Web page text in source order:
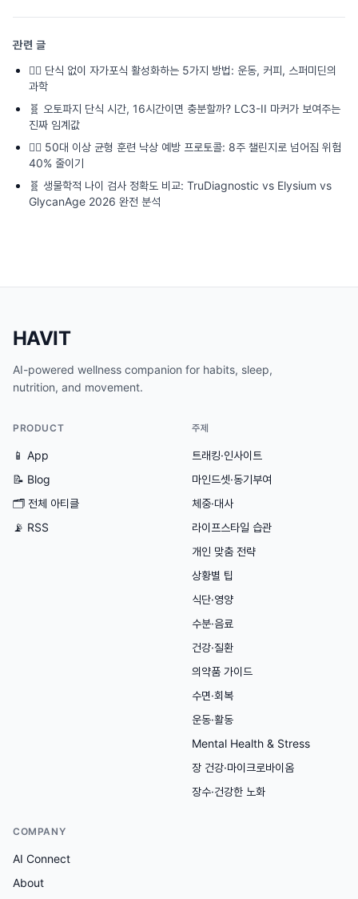
관련 글
🏃‍♂️ 단식 없이 자가포식 활성화하는 5가지 방법: 운동, 커피, 스퍼미딘의
과학
🧬 오토파지 단식 시간, 16시간이면 충분할까? LC3-II 마커가 보여주는
진짜 임계값
🏃‍♂️ 50대 이상 균형 훈련 낙상 예방 프로토콜: 8주 챌린지로 넘어짐 위험
40% 줄이기
🧬 생물학적 나이 검사 정확도 비교: TruDiagnostic vs Elysium vs
GlycanAge 2026 완전 분석
HAVIT
AI-powered wellness companion for habits, sleep,
nutrition, and movement.
PRODUCT
📱 App
📝 Blog
🗂 전체 아티클
📡 RSS
주제
트래킹·인사이트
마인드셋·동기부여
체중·대사
라이프스타일 습관
개인 맞춤 전략
상황별 팁
식단·영양
수분·음료
건강·질환
의약품 가이드
수면·회복
운동·활동
Mental Health & Stress
장 건강·마이크로바이옴
장수·건강한 노화
COMPANY
AI Connect
About